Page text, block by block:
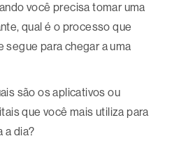
você precisa tomar uma
qual é o processo que
segue para chegar a uma
são os aplicativos ou
que você mais utiliza para
a dia?